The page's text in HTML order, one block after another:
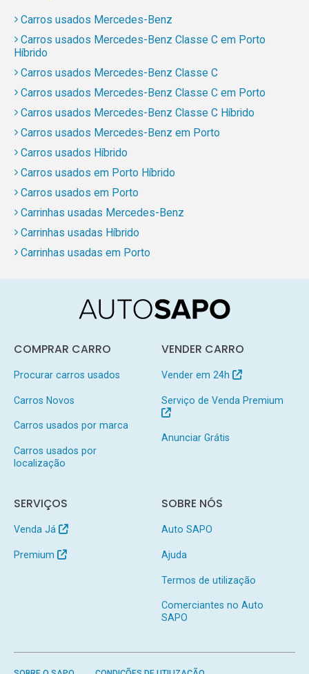
Carros usados Mercedes-Benz
Carros usados Mercedes-Benz Classe C em Porto
Híbrido
Carros usados Mercedes-Benz Classe C
Carros usados Mercedes-Benz Classe C em Porto
Carros usados Mercedes-Benz Classe C Híbrido
Carros usados Mercedes-Benz em Porto
Carros usados Híbrido
Carros usados em Porto Híbrido
Carros usados em Porto
Carrinhas usadas Mercedes-Benz
Carrinhas usadas Híbrido
Carrinhas usadas em Porto
COMPRAR CARRO
Procurar carros usados
Carros Novos
Carros usados por marca
Carros usados por
localização
VENDER CARRO
Vender em 24h
Serviço de Venda Premium
Anunciar Grátis
SERVIÇOS
Venda Já
Premium
SOBRE NÓS
Auto SAPO
Ajuda
Termos de utilização
Comerciantes no Auto
SAPO